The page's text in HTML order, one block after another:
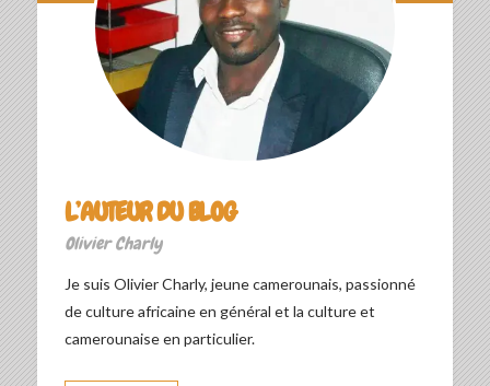
L’AUTEUR DU BLOG
Olivier Charly
Je suis Olivier Charly, jeune camerounais, passionné
de culture africaine en général et la culture et
camerounaise en particulier.